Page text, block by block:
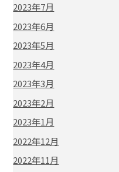
2023年7月
2023年6月
2023年5月
2023年4月
2023年3月
2023年2月
2023年1月
2022年12月
2022年11月